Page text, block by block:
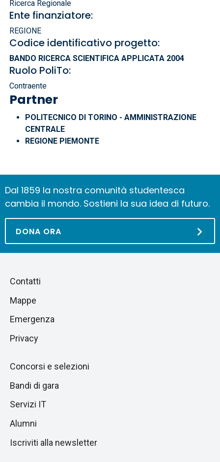
Ricerca Regionale
Ente finanziatore:
REGIONE
Codice identificativo progetto:
BANDO RICERCA SCIENTIFICA APPLICATA 2004
Ruolo PoliTo:
Contraente
Partner
POLITECNICO DI TORINO - AMMINISTRAZIONE
CENTRALE
REGIONE PIEMONTE
Dal 1859 la nostra comunità studentesca
cambia il mondo. Sostieni la sua idea di futuro.
DONA ORA
Salta
sezione
Piè
di
pagina
Contatti
Mappe
Emergenza
Privacy
Concorsi e selezioni
Bandi di gara
Servizi IT
Alumni
Iscriviti alla newsletter